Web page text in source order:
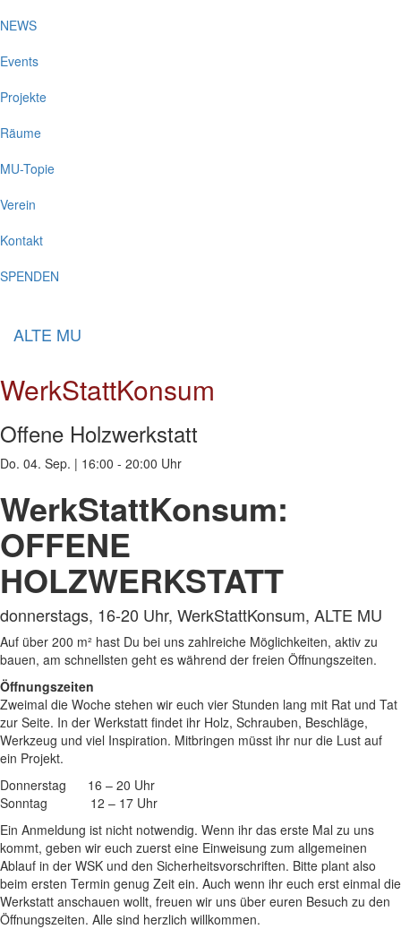
NEWS
Events
Projekte
Räume
MU-Topie
Verein
Kontakt
SPENDEN
ALTE MU
WerkStattKonsum
Offene Holzwerkstatt
Do. 04. Sep. | 16:00 - 20:00 Uhr
WerkStattKonsum:
OFFENE
HOLZWERKSTATT
donnerstags, 16-20 Uhr, WerkStattKonsum, ALTE MU
Auf über 200 m² hast Du bei uns zahlreiche Möglichkeiten, aktiv zu
bauen, am schnellsten geht es während der freien Öffnungszeiten.
Öffnungszeiten
Zweimal die Woche stehen wir euch vier Stunden lang mit Rat und Tat
zur Seite. In der Werkstatt findet ihr Holz, Schrauben, Beschläge,
Werkzeug und viel Inspiration. Mitbringen müsst ihr nur die Lust auf
ein Projekt.
Donnerstag 16 – 20 Uhr
Sonntag 12 – 17 Uhr
Ein Anmeldung ist nicht notwendig. Wenn ihr das erste Mal zu uns
kommt, geben wir euch zuerst eine Einweisung zum allgemeinen
Ablauf in der WSK und den Sicherheitsvorschriften. Bitte plant also
beim ersten Termin genug Zeit ein. Auch wenn ihr euch erst einmal die
Werkstatt anschauen wollt, freuen wir uns über euren Besuch zu den
Öffnungszeiten. Alle sind herzlich willkommen.